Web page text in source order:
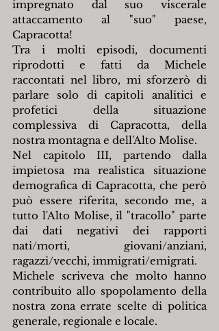
impregnato dal suo viscerale
attaccamento al "suo" paese,
Capracotta!
Tra i molti episodi, documenti
riprodotti e fatti da Michele
raccontati nel libro, mi sforzerò di
parlare solo di capitoli analitici e
profetici della situazione
complessiva di Capracotta, della
nostra montagna e dell'Alto Molise.
Nel capitolo III, partendo dalla
impietosa ma realistica situazione
demografica di Capracotta, che però
può essere riferita, secondo me, a
tutto l'Alto Molise, il "tracollo" parte
dai dati negativi dei rapporti
nati/morti, giovani/anziani,
ragazzi/vecchi, immigrati/emigrati.
Michele scriveva che molto hanno
contribuito allo spopolamento della
nostra zona errate scelte di politica
generale, regionale e locale.